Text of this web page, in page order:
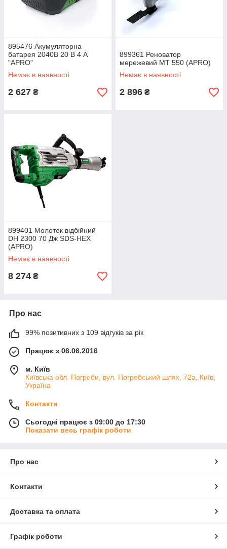
895476 Акумуляторна
батарея 2040B 20 В 4 А
"APRO"
Немає в наявності
2 627 ₴
899361 Реноватор
мережевий MT 550 (APRO)
Немає в наявності
2 896 ₴
899401 Молоток відбійний
DH 2300 70 Дж SDS-HEX
(APRO)
Немає в наявності
8 274 ₴
Про нас
99% позитивних з 109 відгуків за рік
Працює з 06.06.2016
м. Київ
Київська обл. Погреби, вул. Погребський шлях, 72а, Київ,
Україна
Контакти
Сьогодні працює з 09:00 до 17:30
Показати весь графік роботи
Про нас
Контакти
Доставка та оплата
Графік роботи